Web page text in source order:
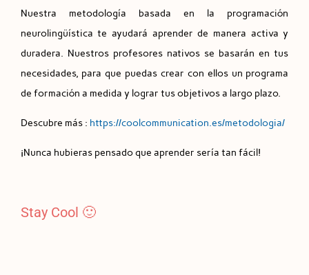
Nuestra metodología basada en la programación
neurolingüística te ayudará aprender de manera activa y
duradera. Nuestros profesores nativos se basarán en tus
necesidades, para que puedas crear con ellos un programa
de formación a medida y lograr tus objetivos a largo plazo.
Descubre más : https://coolcommunication.es/metodologia/
¡Nunca hubieras pensado que aprender sería tan fácil!
Stay Cool 🙂